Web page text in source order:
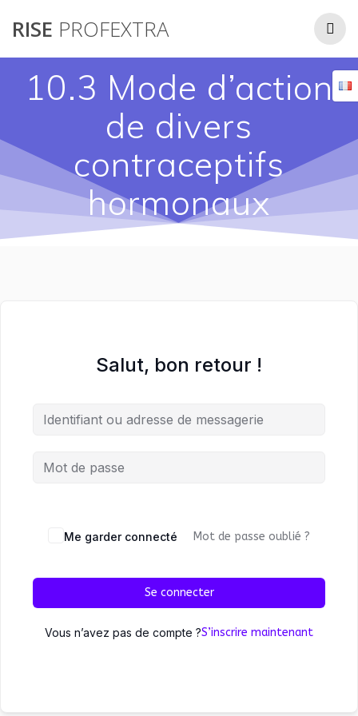
RISE PROFEXTRA
10.3 Mode d’action
de divers
contraceptifs
hormonaux
Salut, bon retour !
Me garder connecté Mot de passe oublié ?
Se connecter
Vous n’avez pas de compte ?S’inscrire maintenant